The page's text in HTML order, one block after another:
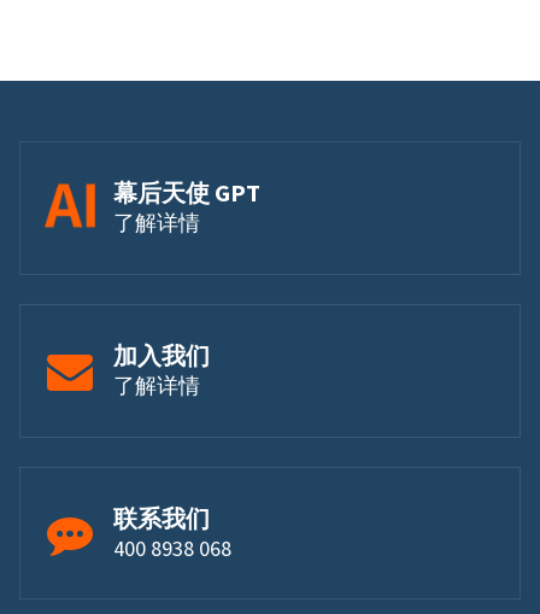
幕后天使 GPT
了解详情
加入我们
了解详情
联系我们
400 8938 068